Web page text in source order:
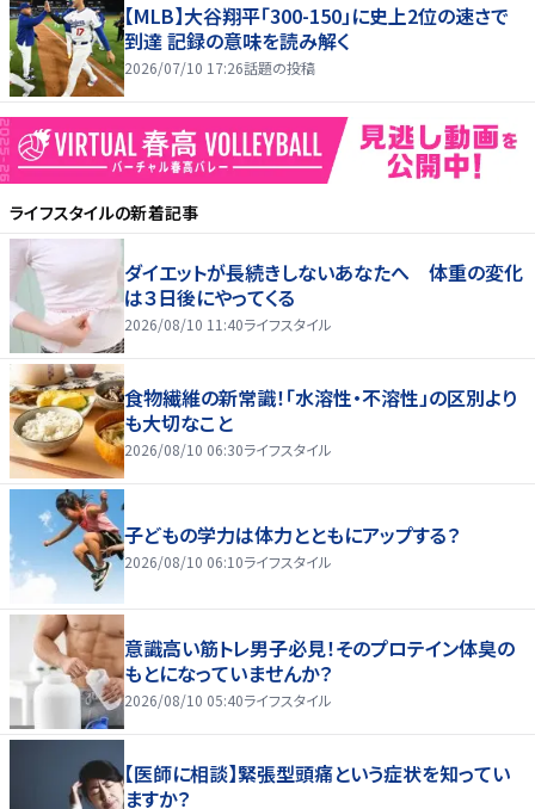
【MLB】大谷翔平「300-150」に史上2位の速さで
到達 記録の意味を読み解く
2026/07/10 17:26話題の投稿
ライフスタイルの新着記事
ダイエットが長続きしないあなたへ 体重の変化
は３日後にやってくる
2026/08/10 11:40ライフスタイル
食物繊維の新常識！「水溶性・不溶性」の区別より
も大切なこと
2026/08/10 06:30ライフスタイル
子どもの学力は体力とともにアップする？
2026/08/10 06:10ライフスタイル
意識高い筋トレ男子必見！そのプロテイン体臭の
もとになっていませんか？
2026/08/10 05:40ライフスタイル
【医師に相談】緊張型頭痛という症状を知ってい
ますか？